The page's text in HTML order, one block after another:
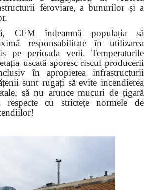
feroviare, a bunurilor și a
CFM îndeamnă populația să
responsabilitate în utilizarea
pe perioada verii. Temperaturile
uscată sporesc riscul producerii
în apropierea infrastructurii
sunt rugați să evite incendierea
să nu arunce mucuri de țigară
respecte cu strictețe normele de